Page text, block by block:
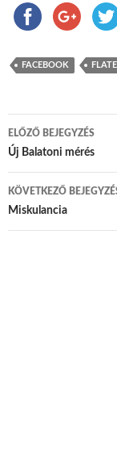
FACEBOOK
Bejegyzés
ELŐZŐ BEJEGYZÉS
Új Balatoni mérés
KÖVETKEZŐ
Miskulancia